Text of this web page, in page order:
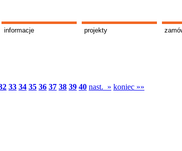
informacje projekty
33 34 35 36 37 38 39 40 nast. » koniec »»